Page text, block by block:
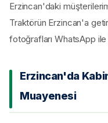
Erzincan'daki
Traktörün Erzincan'a
fotoğrafları WhatsApp
Erzincan'da
Muayenesi